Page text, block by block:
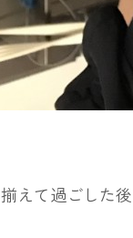
えて過ごした